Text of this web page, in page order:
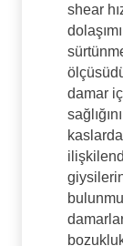
shear
damar